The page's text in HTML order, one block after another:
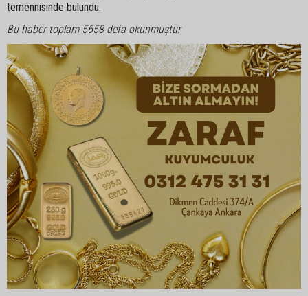
temennisinde bulundu.
Bu haber toplam 5658 defa okunmuştur